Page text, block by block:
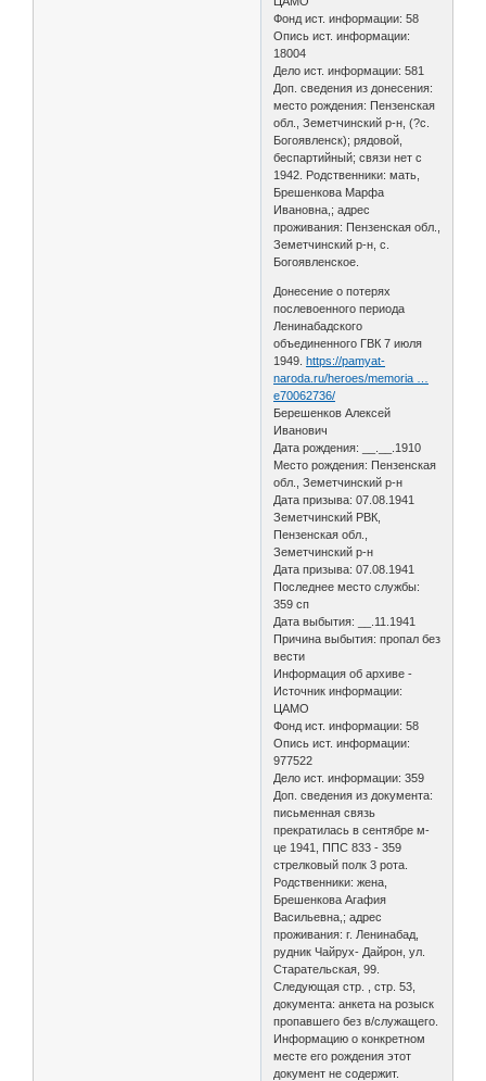
Фонд ист. информации: 58
Опись ист. информации:
18004
Дело ист. информации: 581
Доп. сведения из донесения:
место рождения: Пензенская
обл., Земетчинский р-н, (?с.
Богоявленск); рядовой,
беспартийный; связи нет с
1942. Родственники: мать,
Брешенкова Марфа
Ивановна,; адрес
проживания: Пензенская обл.,
Земетчинский р-н, с.
Богоявленское.
Донесение о потерях
послевоенного периода
Ленинабадского
объединенного ГВК 7 июля
1949.https://pamyat-
naroda.ru/heroes/memoria …
e70062736/
Берешенков Алексей
Иванович
Дата рождения: __.__.1910
Место рождения: Пензенская
обл., Земетчинский р-н
Дата призыва: 07.08.1941
Земетчинский РВК,
Пензенская обл.,
Земетчинский р-н
Дата призыва: 07.08.1941
Последнее место службы:
359 сп
Дата выбытия: __.11.1941
Причина выбытия: пропал без
вести
Информация об архиве -
Источник информации:
ЦАМО
Фонд ист. информации: 58
Опись ист. информации:
977522
Дело ист. информации: 359
Доп. сведения из документа:
письменная связь
прекратилась в сентябре м-
це 1941, ППС 833 - 359
стрелковый полк 3 рота.
Родственники: жена,
Брешенкова Агафия
Васильевна,; адрес
проживания: г. Ленинабад,
рудник Чайрух- Дайрон, ул.
Старательская, 99.
Следующая стр. , стр. 53,
документа: анкета на розыск
пропавшего без в/служащего.
Информацию о конкретном
месте его рождения этот
документ не содержит.